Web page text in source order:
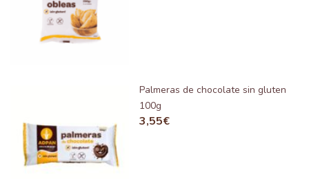
Palmeras de chocolate sin gluten
100g
3,55€